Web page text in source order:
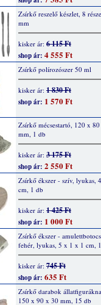
Zsírkő reszelő készlet, 8
mm
kisker ár: 6 115 Ft
shop ár: 4 555 Ft
Zsírkő polírozószer 50 ml
kisker ár: 1 830 Ft
shop ár: 1 570 Ft
Zsírkő mécsestartó, 120 x
mm, 1 db
kisker ár: 3 175 Ft
shop ár: 2 550 Ft
Zsírkő ékszer - szív, lyukas,
cm, 1 db
kisker ár: 1 425 Ft
shop ár: 1 000 Ft
Zsírkő ékszer -
fehér, lyukas, 5 x 1 x 1 cm,
kisker ár: 745 Ft
shop ár: 635 Ft
Zsírkő darabok
150 x 90 x 30 mm, 15 db